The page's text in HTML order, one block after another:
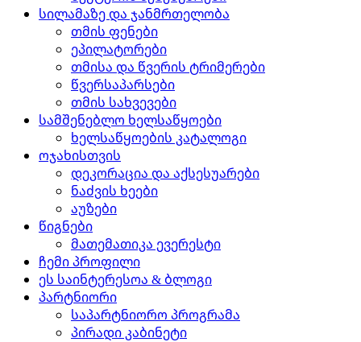
სილამაზე და ჯანმრთელობა
თმის ფენები
ეპილატორები
თმისა და წვერის ტრიმერები
წვერსაპარსები
თმის სახვევები
სამშენებლო ხელსაწყოები
ხელსაწყოების კატალოგი
ოჯახისთვის
დეკორაცია და აქსესუარები
ნაძვის ხეები
აუზები
წიგნები
მათემათიკა ევერესტი
ჩემი პროფილი
ეს საინტერესოა & ბლოგი
პარტნიორი
საპარტნიორო პროგრამა
პირადი კაბინეტი